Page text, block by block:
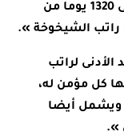
02.24 حيز التنفيذ، المتوفرون على الأقل على 1320 يوما من
لراتب
كل مؤمن له،
درهم شهريا، ويشمل أيضا
».